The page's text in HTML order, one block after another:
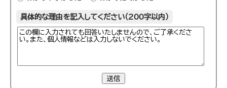
具体的な理由を記入してください（200字以内）
送信